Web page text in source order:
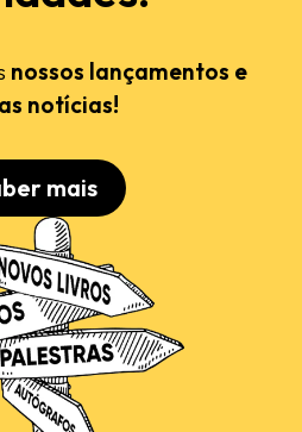
nossos lançamentos e
notícias!
mais